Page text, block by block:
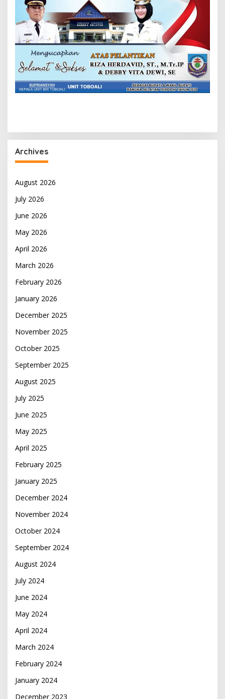
Archives
August 2026
July 2026
June 2026
May 2026
April 2026
March 2026
February 2026
January 2026
December 2025
November 2025
October 2025
September 2025
August 2025
July 2025
June 2025
May 2025
April 2025
February 2025
January 2025
December 2024
November 2024
October 2024
September 2024
August 2024
July 2024
June 2024
May 2024
April 2024
March 2024
February 2024
January 2024
December 2023